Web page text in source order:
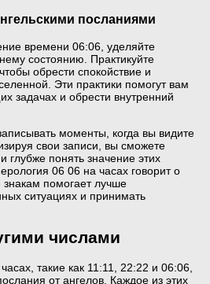
посланиями
времени 06:06, уделяйте
состоянию. Практикуйте
обрести спокойствие и
Эти практики помогут вам
задачах и обрести внутренний
моменты, когда вы видите
свои записи, вы сможете
глубже понять значение этих
06 06 на часах говорит о
помогает лучше
ситуациях и принимать
числами
такие как 11:11, 22:22 и 06:06,
от ангелов. Каждое из этих